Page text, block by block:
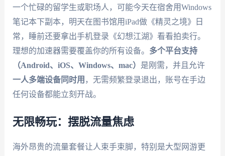
一个忙碌的留学生或职场人，可能今天在宿舍用Windows
笔记本下副本，明天在图书馆用iPad做《精灵之境》日
常，睡前还要拿出手机登录《幻想江湖》看看拍卖行。
理想的加速器需要覆盖你的所有设备。 多个平台支持
（Android、iOS、Windows、mac） 是刚需，并且允许
一人多端设备同时用 ，无需频繁登录退出，账号在手边
任何设备都能立刻开战。
无限畅玩：摆脱流量焦虑
海外昂贵的流量套餐让人束手束脚，特别是大型网游更